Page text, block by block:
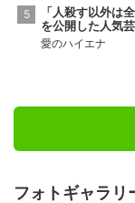
「人殺す以外は
を公開した人気
愛のハイエナ
フォトギャラリ